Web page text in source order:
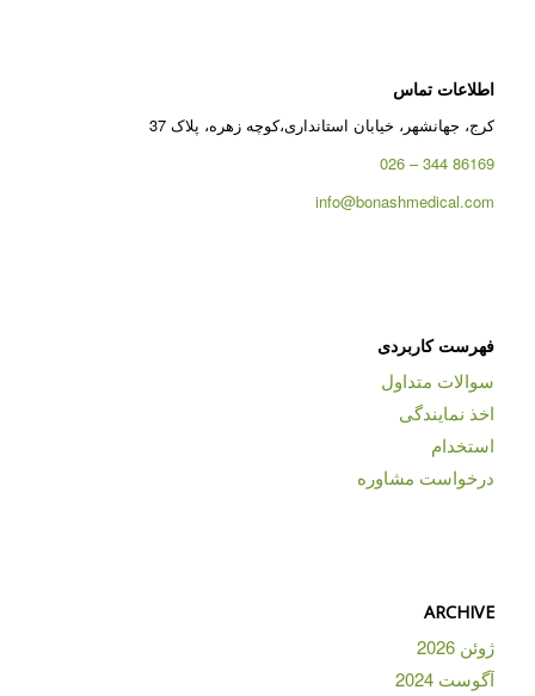
اطلاعات تماس
کرج، جهانشهر، خیابان استانداری،کوچه زهره، پلاک 37
86169 344 – 026
info@bonashmedical.com
فهرست کاربردی
سوالات متداول
اخذ نمایندگی
استخدام
درخواست مشاوره
ARCHIVE
ژوئن 2026
آگوست 2024